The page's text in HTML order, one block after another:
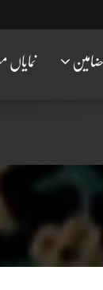
نمایاں